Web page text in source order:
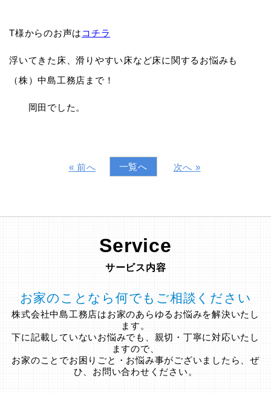
T様からのお声は コチラ
浮いてきた床、滑りやすい床など床に関するお悩みも
（株）中島工務店まで！
岡田でした。
« 前へ 一覧へ 次へ »
Service
サービス内容
お家のことなら何でもご相談ください
株式会社中島工務店はお家のあらゆるお悩みを解決いたし
ます。
下に記載していないお悩みでも、親切・丁寧に対応いたし
ますので、
お家のことでお困りごと・お悩み事がございましたら、ぜ
ひ、お問い合わせください。